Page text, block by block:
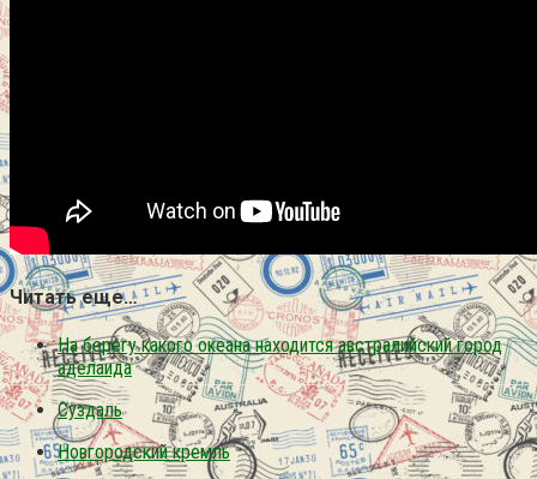
Читать еще…
На берегу какого океана находится австралийский город
аделаида
Суздаль
Новгородский кремль